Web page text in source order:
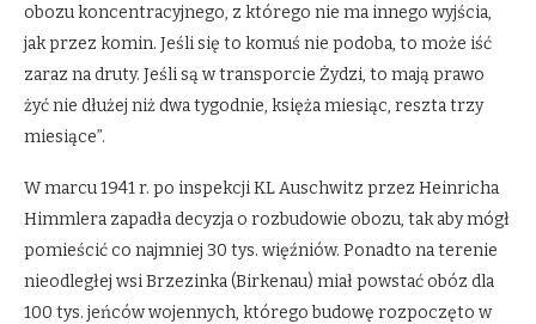
obozu koncentracyjnego, z którego nie ma innego wyjścia,
jak przez komin. Jeśli się to komuś nie podoba, to może iść
zaraz na druty. Jeśli są w transporcie Żydzi, to mają prawo
żyć nie dłużej niż dwa tygodnie, księża miesiąc, reszta trzy
miesiące”.
W marcu 1941 r. po inspekcji KL Auschwitz przez Heinricha
Himmlera zapadła decyzja o rozbudowie obozu, tak aby mógł
pomieścić co najmniej 30 tys. więźniów. Ponadto na terenie
nieodległej wsi Brzezinka (Birkenau) miał powstać obóz dla
100 tys. jeńców wojennych, którego budowę rozpoczęto w